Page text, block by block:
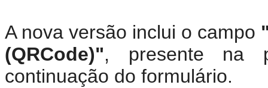
A nova versão inclui o campo
(QRCode)", presente na
continuação do formulário.